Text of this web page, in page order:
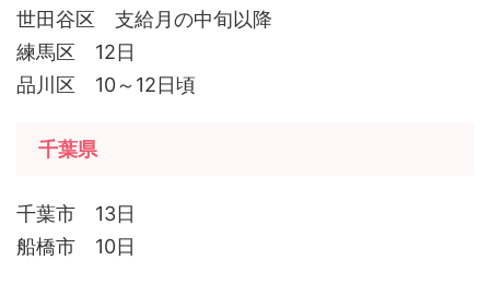
世田谷区 支給月の中旬以降
練馬区 12日
品川区 10～12日頃
千葉県
千葉市 13日
船橋市 10日